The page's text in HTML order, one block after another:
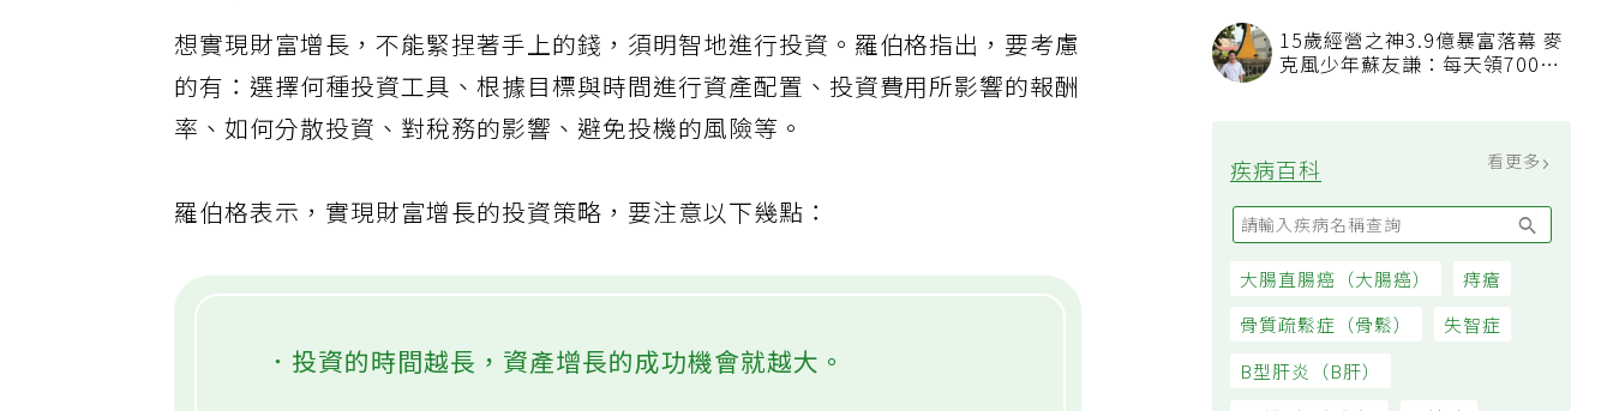
看順位還要看資格
15歲經營之神3.9億暴富落幕 麥
疾病百科
想實現財富增長，不能緊捏著手上的錢，須明智地進行投資。羅伯格指出，要考慮
的有：選擇何種投資工具、根據目標與時間進行資產配置、投資費用所影響的報酬
率、如何分散投資、對稅務的影響、避免投機的風險等。
羅伯格表示，實現財富增長的投資策略，要注意以下幾點：
．投資的時間越長，資產增長的成功機會就越大。